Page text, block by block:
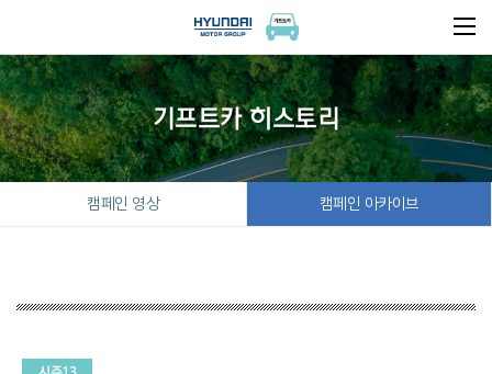
기프트카 히스토리
캠페인 영상 캠페인 아카이브